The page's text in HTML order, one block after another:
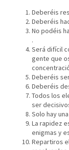
Deberéis
Deberéis
No podéis
.
Será difícil
gente que
Deberéis
Deberéis
Todos los
ser
Solo hay
La rapidez
enigmas y
Repartiros